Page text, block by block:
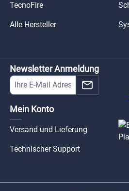
TecnoFire
Alle Hersteller
Newsletter Anmeldung
Mein Konto
Versand und Lieferung
Technischer Support